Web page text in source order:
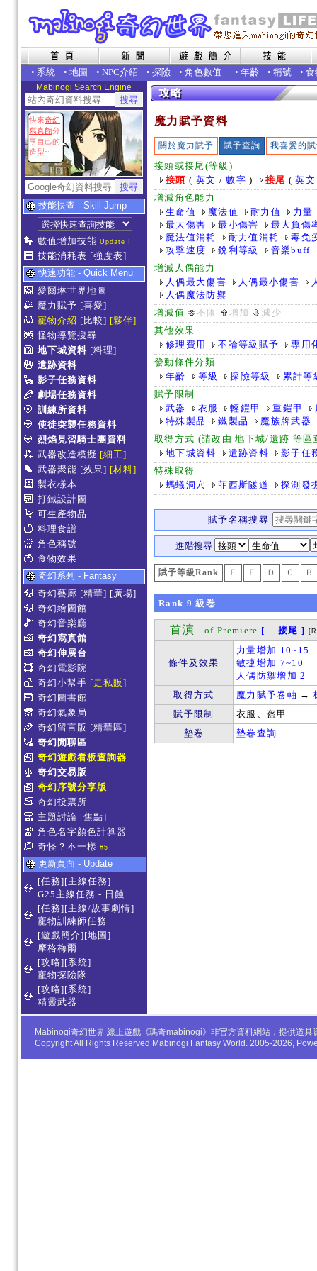
• 系統 • 地圖 • NPC介紹 • 探險 • 角色數值+ • 年齡 • 稱號 • 食
Mabinogi Search Engine
快來奇幻
寫真館分
享自己的
造型~
技能快查 - Skill Jump
數值增加技能 Update !
技能消耗表 [強度表]
快速功能 - Quick Menu
愛爾琳世界地圖
魔力賦予 [喜愛]
寵物介紹 [比較] [夥伴]
怪物導覽搜尋
地下城資料 [料理]
遺跡資料
影子任務資料
劇場任務資料
訓練所資料
使徒突襲任務資料
烈焰見習騎士團資料
武器改造模擬 [細工]
武器聚能 [效果] [材料]
製衣樣本
打鐵設計圖
可生產物品
料理食譜
角色稱號
食物效果
奇幻系列 - Fantasy
奇幻藝廊 [精華] [廣場]
奇幻繪圖館
奇幻音樂廳
奇幻寫真館
奇幻伸展台
奇幻電影院
奇幻小幫手 [走私販]
奇幻圖書館
奇幻氣象局
奇幻留言版 [精華區]
奇幻閒聊區
奇幻遊戲看板查詢器
奇幻交易版
奇幻序號分享版
奇幻投票所
主題討論 [焦點]
角色名字顏色計算器
奇怪？不一樣 #5
更新頁面 - Update
[任務][主線任務]
G25主線任務 - 日蝕
[任務][主線/故事劇情]
寵物訓練師任務
[遊戲簡介][地圖]
摩格梅爾
[攻略][系統]
寵物探險隊
[攻略][系統]
精靈武器
魔力賦予資料
關於魔力賦予 賦予查詢 我喜愛的
接頭或接尾(等級)
接頭 ( 英文 /數字 ) 接尾 (英文
增減角色能力
生命值
魔法值 耐力值
力量
最大傷害
最小傷害
最大負傷
魔法值消耗
耐力值消耗
毒免
攻擊速度
銳利等級
音樂buff
增減人偶能力
人偶最大傷害
人偶最小傷害
人偶魔法防禦
增減值
不限 增加
減少
其他效果
修理費用
不論等級賦予
專用
發動條件分類
年齡
等級 探險等級
累計等
賦予限制
武器
衣服 輕鎧甲 重鎧甲
特殊製品
鐵製品
魔族牌武器
取得方式 (請改由 地下城/遺跡 等區
地下城資料
遺跡資料
影子任
特殊取得
螞蟻洞穴
菲西斯隧道 探測發
賦予名稱搜尋
進階搜尋
賦予等級Rank Ｆ Ｅ Ｄ Ｃ Ｂ
Rank 9 級卷
首演 - of Premiere [ 接尾 ]
條件及效果
力量增加 10~15
敏捷增加 7~10
人偶防禦增加 2
取得方式
魔力賦予卷軸 →
賦予限制
衣服、盔甲
墊卷
墊卷查詢
Mabinogi奇幻世界 線上遊戲《瑪奇mabinogi》非官方資料網站，提供道
Copyright All Rights Reserved Mabinogi Fantasy World. 2005-2026,